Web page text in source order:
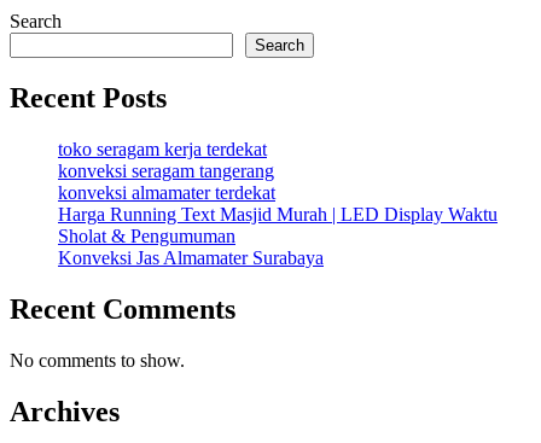
Search
Search
Recent Posts
toko seragam kerja terdekat
konveksi seragam tangerang
konveksi almamater terdekat
Harga Running Text Masjid Murah | LED Display Waktu
Sholat & Pengumuman
Konveksi Jas Almamater Surabaya
Recent Comments
No comments to show.
Archives